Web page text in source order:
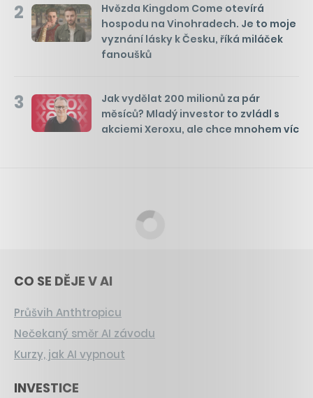
2
Hvězda Kingdom Come otevírá
hospodu na Vinohradech. Je to moje
vyznání lásky k Česku, říká miláček
fanoušků
3
Jak vydělat 200 milionů za pár
měsíců? Mladý investor to zvládl s
akciemi Xeroxu, ale chce mnohem víc
CO SE DĚJE V AI
Průšvih Anthtropicu
Nečekaný směr AI závodu
Kurzy, jak AI vypnout
INVESTICE